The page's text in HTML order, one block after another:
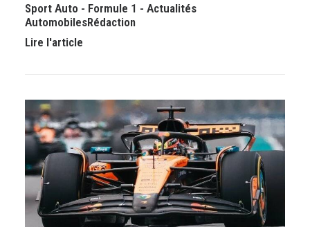
Sport Auto - Formule 1 - Actualités
AutomobilesRédaction
Lire l'article